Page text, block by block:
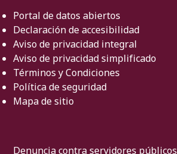
Portal de datos abiertos
Declaración de accesibilidad
Aviso de privacidad integral
Aviso de privacidad simplificado
Términos y Condiciones
Política de seguridad
Mapa de sitio
Denuncia contra servidores públicos